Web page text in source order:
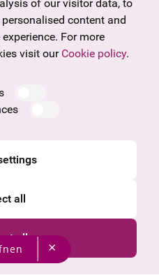
Vorarlberg
Burgenland
Salzburg
Upper Austria
of our visitor data, to
content and
For more
visit our Cookie policy.
all
all